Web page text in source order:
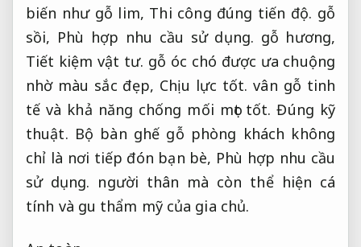
biến như gỗ lim, Thi công đúng tiến độ. gỗ
sồi, Phù hợp nhu cầu sử dụng. gỗ hương,
Tiết kiệm vật tư. gỗ óc chó được ưa chuộng
nhờ màu sắc đẹp, Chịu lực tốt. vân gỗ tinh
tế và khả năng chống mối mọt tốt.Đúng kỹ
thuật. Bộ bàn ghế gỗ phòng khách không
chỉ là nơi tiếp đón bạn bè, Phù hợp nhu cầu
sử dụng. người thân mà còn thể hiện cá
tính và gu thẩm mỹ của gia chủ.